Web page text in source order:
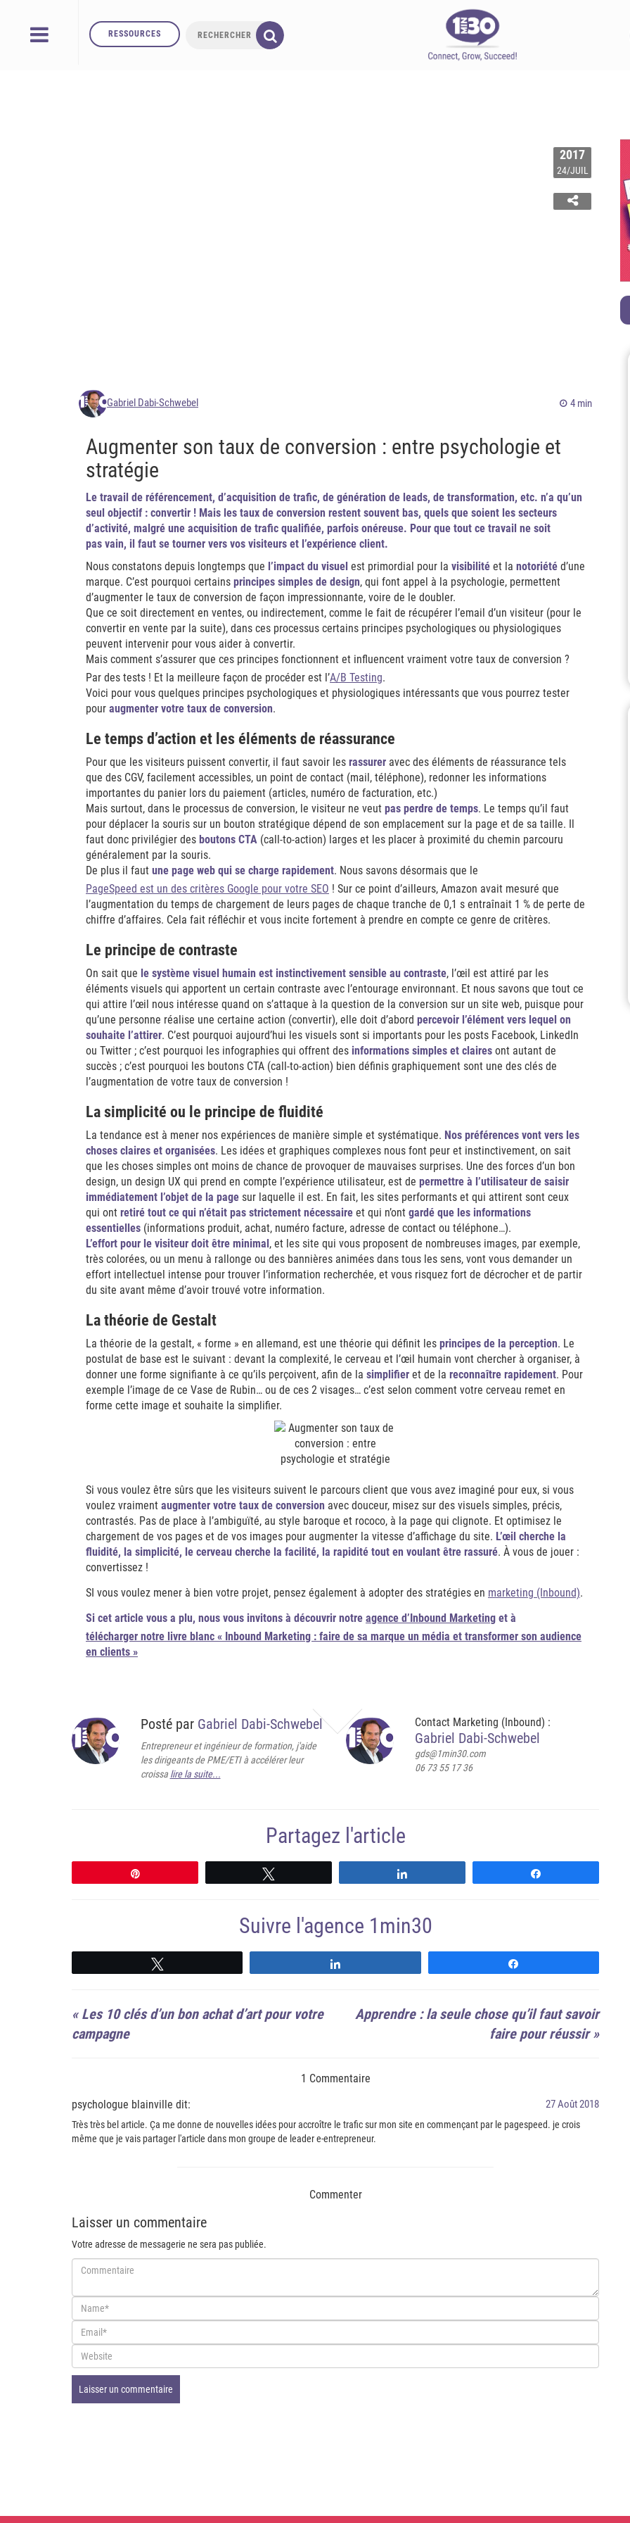
RESSOURCES
2017
24/JUIL
Gabriel Dabi-Schwebel 4 min
Augmenter son taux de conversion : entre psychologie et
stratégie
Le travail de référencement, d’acquisition de trafic, de génération de leads, de transformation, etc. n’a qu’un
seul objectif : convertir ! Mais les taux de conversion restent souvent bas, quels que soient les secteurs
d’activité, malgré une acquisition de trafic qualifiée, parfois onéreuse. Pour que tout ce travail ne soit
pas vain, il faut se tourner vers vos visiteurs et l’expérience client.
Nous constatons depuis longtemps que l’impact du visuel est primordial pour la visibilité et la notoriété d’une
marque. C’est pourquoi certains principes simples de design, qui font appel à la psychologie, permettent
d’augmenter le taux de conversion de façon impressionnante, voire de le doubler.
Que ce soit directement en ventes, ou indirectement, comme le fait de récupérer l’email d’un visiteur (pour le
convertir en vente par la suite), dans ces processus certains principes psychologiques ou physiologiques
peuvent intervenir pour vous aider à convertir.
Mais comment s’assurer que ces principes fonctionnent et influencent vraiment votre taux de conversion ?
Par des tests ! Et la meilleure façon de procéder est l’A/B Testing.
Voici pour vous quelques principes psychologiques et physiologiques intéressants que vous pourrez tester
pour augmenter votre taux de conversion.
Le temps d’action et les éléments de réassurance
Pour que les visiteurs puissent convertir, il faut savoir les rassurer avec des éléments de réassurance tels
que des CGV, facilement accessibles, un point de contact (mail, téléphone), redonner les informations
importantes du panier lors du paiement (articles, numéro de facturation, etc.)
Mais surtout, dans le processus de conversion, le visiteur ne veut pas perdre de temps. Le temps qu’il faut
pour déplacer la souris sur un bouton stratégique dépend de son emplacement sur la page et de sa taille. Il
faut donc privilégier des boutons CTA (call-to-action) larges et les placer à proximité du chemin parcouru
généralement par la souris.
De plus il faut une page web qui se charge rapidement. Nous savons désormais que le
PageSpeed est un des critères Google pour votre SEO ! Sur ce point d’ailleurs, Amazon avait mesuré que
l’augmentation du temps de chargement de leurs pages de chaque tranche de 0,1 s entraînait 1 % de perte de
chiffre d’affaires. Cela fait réfléchir et vous incite fortement à prendre en compte ce genre de critères.
Le principe de contraste
On sait que le système visuel humain est instinctivement sensible au contraste, l’œil est attiré par les
éléments visuels qui apportent un certain contraste avec l’entourage environnant. Et nous savons que tout ce
qui attire l’œil nous intéresse quand on s’attaque à la question de la conversion sur un site web, puisque pour
qu’une personne réalise une certaine action (convertir), elle doit d’abord percevoir l’élément vers lequel on
souhaite l’attirer. C’est pourquoi aujourd’hui les visuels sont si importants pour les posts Facebook, LinkedIn
ou Twitter ; c’est pourquoi les infographies qui offrent des informations simples et claires ont autant de
succès ; c’est pourquoi les boutons CTA (call-to-action) bien définis graphiquement sont une des clés de
l’augmentation de votre taux de conversion !
La simplicité ou le principe de fluidité
La tendance est à mener nos expériences de manière simple et systématique. Nos préférences vont vers les
choses claires et organisées. Les idées et graphiques complexes nous font peur et instinctivement, on sait
que les choses simples ont moins de chance de provoquer de mauvaises surprises. Une des forces d’un bon
design, un design UX qui prend en compte l’expérience utilisateur, est de permettre à l’utilisateur de saisir
immédiatement l’objet de la page sur laquelle il est. En fait, les sites performants et qui attirent sont ceux
qui ont retiré tout ce qui n’était pas strictement nécessaire et qui n’ont gardé que les informations
essentielles (informations produit, achat, numéro facture, adresse de contact ou téléphone…).
L’effort pour le visiteur doit être minimal, et les site qui vous proposent de nombreuses images, par exemple,
très colorées, ou un menu à rallonge ou des bannières animées dans tous les sens, vont vous demander un
effort intellectuel intense pour trouver l’information recherchée, et vous risquez fort de décrocher et de partir
du site avant même d’avoir trouvé votre information.
La théorie de Gestalt
La théorie de la gestalt, « forme » en allemand, est une théorie qui définit les principes de la perception. Le
postulat de base est le suivant : devant la complexité, le cerveau et l’œil humain vont chercher à organiser, à
donner une forme signifiante à ce qu’ils perçoivent, afin de la simplifier et de la reconnaître rapidement. Pour
exemple l’image de ce Vase de Rubin… ou de ces 2 visages… c’est selon comment votre cerveau remet en
forme cette image et souhaite la simplifier.
Si vous voulez être sûrs que les visiteurs suivent le parcours client que vous avez imaginé pour eux, si vous
voulez vraiment augmenter votre taux de conversion avec douceur, misez sur des visuels simples, précis,
contrastés. Pas de place à l’ambiguïté, au style baroque et rococo, à la page qui clignote. Et optimisez le
chargement de vos pages et de vos images pour augmenter la vitesse d’affichage du site. L’œil cherche la
fluidité, la simplicité, le cerveau cherche la facilité, la rapidité tout en voulant être rassuré. À vous de jouer :
convertissez !
SI vous voulez mener à bien votre projet, pensez également à adopter des stratégies en marketing (Inbound).
Si cet article vous a plu, nous vous invitons à découvrir notre agence d’Inbound Marketing et à
télécharger notre livre blanc « Inbound Marketing : faire de sa marque un média et transformer son audience
en clients »
Posté par Gabriel Dabi-Schwebel
Entrepreneur et ingénieur de formation, j'aide
les dirigeants de PME/ETI à accélérer leur
croissa lire la suite...
Contact Marketing (Inbound) :
Gabriel Dabi-Schwebel
gds@1min30.com
06 73 55 17 36
Partagez l'article
Suivre l'agence 1min30
« Les 10 clés d’un bon achat d’art pour votre
campagne
Apprendre : la seule chose qu’il faut savoir
faire pour réussir»
1 Commentaire
psychologue blainville dit:
27 Août 2018
Très très bel article. Ça me donne de nouvelles idées pour accroître le trafic sur mon site en commençant par le pagespeed. je crois
même que je vais partager l'article dans mon groupe de leader e-entrepreneur.
Commenter
Laisser un commentaire
Votre adresse de messagerie ne sera pas publiée.